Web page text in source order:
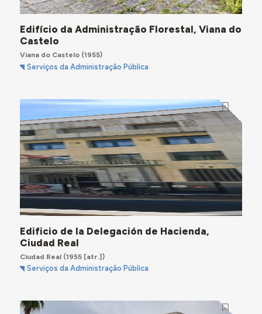
Edifício da Administração Florestal, Viana do
Castelo
Viana do Castelo(1955)
Serviços da Administração Pública
Edificio de la Delegación de Hacienda,
Ciudad Real
Ciudad Real(1955 [atr.])
Serviços da Administração Pública